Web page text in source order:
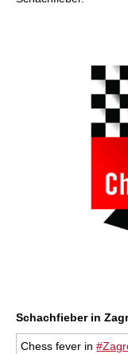
Schachfieber in
Chess fever in